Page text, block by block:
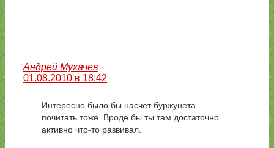
Андрей Мухачев
01.08.2010 в 18:42
Интересно было бы насчет буржунета
почитать тоже. Вроде бы ты там достаточно
активно что-то развивал.